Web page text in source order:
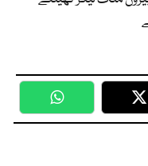
WhatsApp